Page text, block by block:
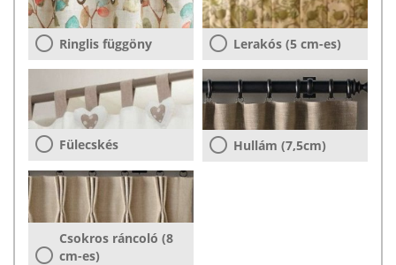
Ringlis függöny Lerakós (5 cm-es)
Fülecskés Hullám (7,5cm)
Csokros ráncoló (8
cm-es)